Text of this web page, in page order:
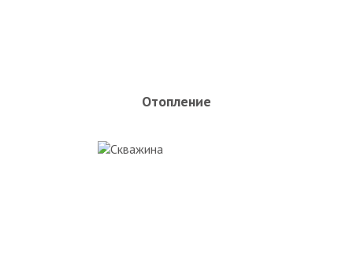
Отопление